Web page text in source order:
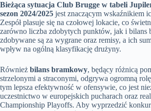
Bieżąca sytuacja Club Brugge w tabeli
sezon 2024/2025 jest znaczącym wskaźnikiem
Zespół plasuje się na czołowej lokacie, co
zarówno liczba zdobytych punktów, jak i bilans
zdobywane są za wygrane oraz remisy, a ich
wpływ na ogólną klasyfikację drużyny.
Również bilans bramkowy, będący różnicą
strzelonymi a straconymi, odgrywa ogromną
tym lepsza efektywność w ofensywie, co jest
uczestnictwo w europejskich pucharach oraz
Championship Playoffs. Aby wyprzedzić